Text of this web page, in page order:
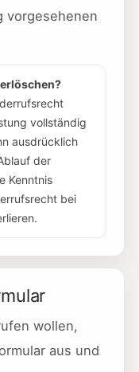
vorgesehenen
vollständig
ausdrücklich
der
Kenntnis
bei
wollen,
aus und